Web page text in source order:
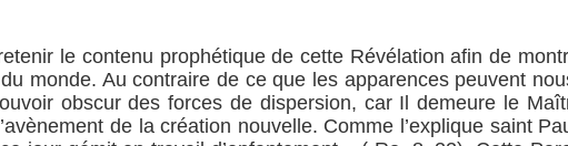
le contenu prophétique de cette Révélation afin de
monde. Au contraire de ce que les apparences peuvent
obscur des forces de dispersion, car Il demeure le
de la création nouvelle. Comme l’explique saint